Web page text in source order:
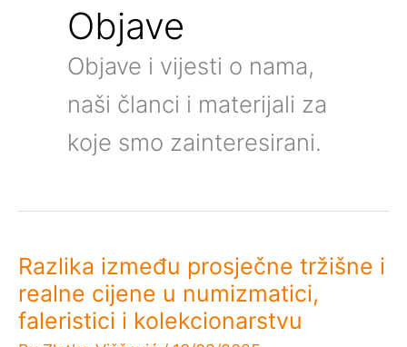
Objave
Objave i vijesti o nama,
naši članci i materijali za
koje smo zainteresirani.
Razlika između prosječne tržišne i
realne cijene u numizmatici,
faleristici i kolekcionarstvu